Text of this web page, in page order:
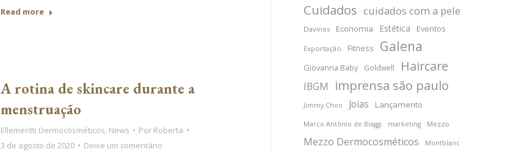
Read more
A rotina de skincare durante a
menstruação
Ellementti Dermocosméticos News Por Roberta
3 de agosto de 2020
Deixe um comentário
Cuidados cuidados com a pele
Davines Economia Estética Eventos
Exportação Fitness Galena
Giovanna Baby Goldwell Haircare
IBGM imprensa são paulo
Jimmy Choo Joias Lançamento
Marco Antônio de Biaggi marketing Mezzo
Mezzo Dermocosméticos Montblanc